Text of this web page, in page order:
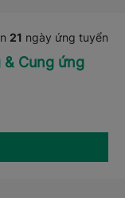
21 ngày ứng tuyển
& Cung ứng